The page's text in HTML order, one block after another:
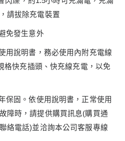
請拔除充電裝置
免發生意外
用說明書，務必使用內附充電線
格快充插頭、快充線充電，以免
保固。依使用說明書，正常使用
障時，請提供購買訊息(購買通
絡電話)並洽詢本公司客服專線